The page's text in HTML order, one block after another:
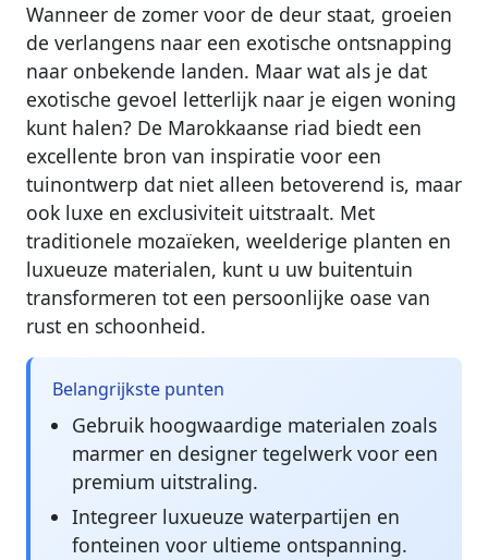
Wanneer de zomer voor de deur staat, groeien
de verlangens naar een exotische ontsnapping
naar onbekende landen. Maar wat als je dat
exotische gevoel letterlijk naar je eigen woning
kunt halen? De Marokkaanse riad biedt een
excellente bron van inspiratie voor een
tuinontwerp dat niet alleen betoverend is, maar
ook luxe en exclusiviteit uitstraalt. Met
traditionele mozaïeken, weelderige planten en
luxueuze materialen, kunt u uw buitentuin
transformeren tot een persoonlijke oase van
rust en schoonheid.
Belangrijkste punten
Gebruik hoogwaardige materialen zoals
marmer en designer tegelwerk voor een
premium uitstraling.
Integreer luxueuze waterpartijen en
fonteinen voor ultieme ontspanning.